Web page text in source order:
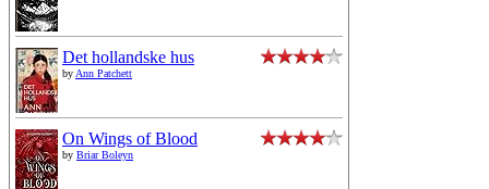
Det hollandske hus
byAnn Patchett
On Wings of Blood
by Briar Boleyn